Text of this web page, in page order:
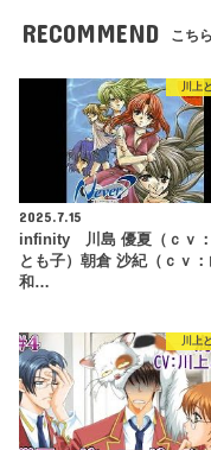
RECOMMEND こち
川上
2025.7.15
infinity 川島 優夏（ｃｖ
とも子）朝倉 沙紀（ｃｖ
和…
川上